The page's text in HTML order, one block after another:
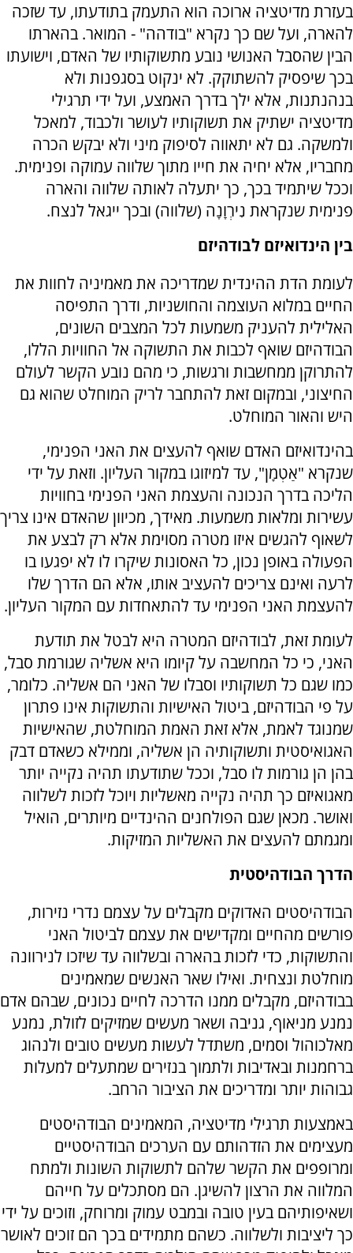
בעזרת מדיטציה ארוכה הוא התעמק בתודעתו, עד שזכה
להארה, ועל שם כך נקרא "בודהה" - המואר. בהארתו
הבין שהסבל האנושי נובע מתשוקותיו של האדם, וישועתו
בכך שיפסיק להשתוקק. לא ינקוט בסגפנות ולא
בנהנתנות, אלא ילך בדרך האמצע, ועל ידי תרגילי
מדיטציה ישתיק את תשוקותיו לעושר ולכבוד, למאכל
ולמשקה. גם לא יתאווה לסיפוק מיני ולא יבקש הכרה
מחבריו, אלא יחיה את חייו מתוך שלווה עמוקה ופנימית.
וככל שיתמיד בכך, כך יתעלה לאותה שלווה והארה
פנימית שנקראת נִירְוָנָה (שלווה) ובכך ייגאל לנצח.
בין הינדואיזם לבודהיזם
לעומת הדת ההינדית שמדריכה את מאמיניה לחוות את
החיים במלוא העוצמה והחושניות, ודרך התפיסה
האלילית להעניק משמעות לכל המצבים השונים,
הבודהיזם שואף לכבות את התשוקה אל החוויות הללו,
להתרוקן ממחשבות ורגשות, כי מהם נובע הקשר לעולם
החיצוני, ובמקום זאת להתחבר לריק המוחלט שהוא גם
היש והאור המוחלט.
בהינדואיזם האדם שואף להעצים את האני הפנימי,
שנקרא "אַטְמָן", עד למיזוגו במקור העליון. וזאת על ידי
הליכה בדרך הנכונה והעצמת האני הפנימי בחוויות
עשירות ומלאות משמעות. מאידך, מכיוון שהאדם אינו צריך
לשאוף להגשים איזו מטרה מסוימת אלא רק לבצע את
הפעולה באופן נכון, כל האסונות שיקרו לו לא יפגעו בו
לרעה ואינם צריכים להעציב אותו, אלא הם הדרך שלו
להעצמת האני הפנימי עד להתאחדות עם המקור העליון.
לעומת זאת, לבודהיזם המטרה היא לבטל את תודעת
האני, כי כל המחשבה על קיומו היא אשליה שגורמת סבל,
כמו שגם כל תשוקותיו וסבלו של האני הם אשליה. כלומר,
על פי הבודהיזם, ביטול האישיות והתשוקות אינו פתרון
שמנוגד לאמת, אלא זאת האמת המוחלטת, שהאישיות
האגואיסטית ותשוקותיה הן אשליה, וממילא כשאדם דבק
בהן הן גורמות לו סבל, וככל שתודעתו תהיה נקייה יותר
מאגואיזם כך תהיה נקייה מאשליות ויוכל לזכות לשלווה
ואושר. מכאן שגם הפולחנים ההינדיים מיותרים, הואיל
ומגמתם להעצים את האשליות המזיקות.
הדרך הבודהיסטית
הבודהיסטים האדוקים מקבלים על עצמם נדרי נזירות,
פורשים מהחיים ומקדישים את עצמם לביטול האני
והתשוקות, כדי לזכות בהארה ובשלווה עד שיזכו לנירוונה
מוחלטת ונצחית. ואילו שאר האנשים שמאמינים
בבודהיזם, מקבלים ממנו הדרכה לחיים נכונים, שבהם אדם
נמנע מניאוף, גניבה ושאר מעשים שמזיקים לזולת, נמנע
מאלכוהול וסמים, משתדל לעשות מעשים טובים ולנהוג
ברחמנות ובאדיבות ולתמוך בנזירים שמתעלים למעלות
גבוהות יותר ומדריכים את הציבור הרחב.
באמצעות תרגילי מדיטציה, המאמינים הבודהיסטים
מעצימים את הזדהותם עם הערכים הבודהיסטיים
ומרופפים את הקשר שלהם לתשוקות השונות ולמתח
המלווה את הרצון להשיגן. הם מסתכלים על חייהם
ושאיפותיהם בעין טובה ובמבט עמוק ומרוחק, וזוכים על ידי
כך ליציבות ולשלווה. כשהם מתמידים בכך הם זוכים לאושר